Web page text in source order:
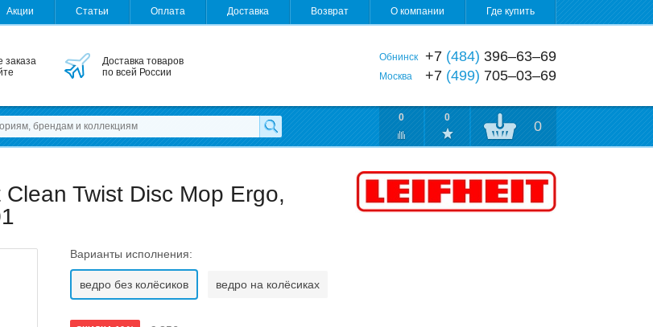
Акции Статьи Оплата Доставка Возврат О компании Где купить
Доставка товаров
по всей России
Обнинск +7 (484) 396‒63‒69
Москва +7 (499) 705‒03‒69
0 0
0
Twist Disc Mop Ergo,
Варианты исполнения:
ведро без колёсиков ведро на колёсиках